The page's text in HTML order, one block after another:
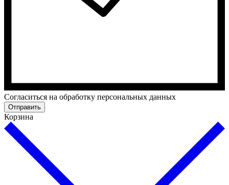
Cогласиться на обработку персональных данных
Отправить
Корзина